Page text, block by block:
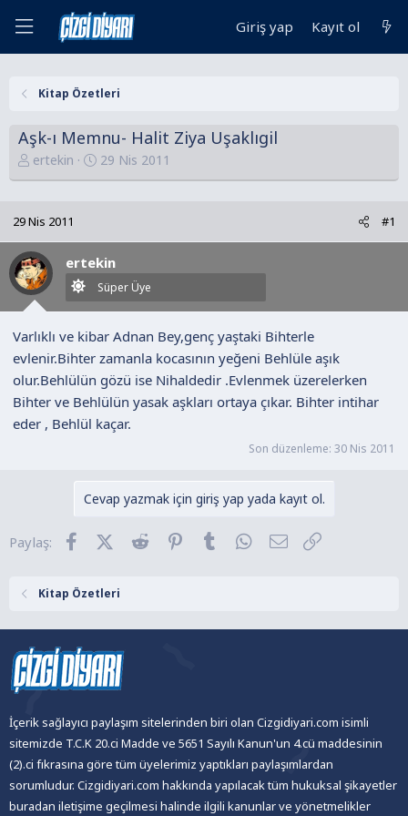
Giriş yap Kayıt ol
Kitap Özetleri
Aşk-ı Memnu- Halit Ziya Uşaklıgil
K
o
u
y
u
B
a
l
a
t
a
n
ertekin
B
a
a
n
g
ı
t
a
r
i
h
29 Nis 2011
29 Nis 2011 #1
ertekin
Süper Üye
Varlıklı ve kibar Adnan Bey,genç yaştaki Bihterle
evlenir.Bihter zamanla kocasının yeğeni Behlüle aşık
olur.Behlülün gözü ise Nihaldedir .Evlenmek üzerelerken
Bihter ve Behlülün yasak aşkları ortaya çıkar. Bihter intihar
eder , Behlül kaçar.
Son düzenleme: 30 Nis 2011
Cevap yazmak için giriş yap yada kayıt ol.
Paylaş: FacebookX (Twitter)
Reddit Pinterest
Tumblr WhatsApp
E-posta
Kitap Özetleri
İçerik sağlayıcı paylaşım sitelerinden biri olan Cizgidiyari.com isimli
sitemizde T.C.K 20.ci Madde ve 5651 Sayılı Kanun'un 4.cü maddesinin
(2).ci fıkrasına göre tüm üyelerimiz yaptıkları paylaşımlardan
sorumludur. Cizgidiyari.com hakkında yapılacak tüm hukuksal şikayetler
buradan iletişime geçilmesi halinde ilgili kanunlar ve yönetmelikler